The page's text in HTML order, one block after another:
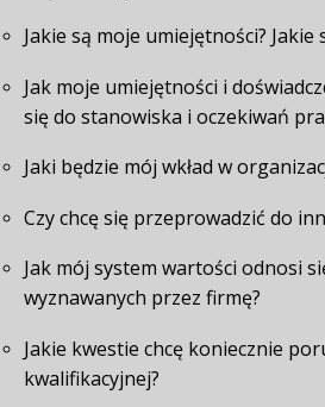
Biblioteka
Studia podyplomowe
Kursy
Kontakt
BIP
Blog
Jakie są moje umiejętności?
Jak moje umiejętności i
się do stanowiska i oczekiwań
Jaki będzie mój wkład w
Czy chcę się przeprowadzić do
Jak mój system wartości odnosi
wyznawanych przez firmę?
Jakie kwestie chcę koniecznie
kwalifikacyjnej?